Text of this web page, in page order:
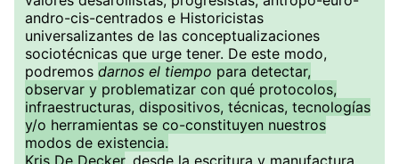
andro-cis-centrados e Historicistas
universalizantes de las conceptualizaciones
sociotécnicas que urge tener. De este modo,
podremos darnos el tiempo para detectar,
observar y problematizar con qué protocolos,
infraestructuras, dispositivos, técnicas, tecnologías
y/o herramientas se co-constituyen nuestros
modos de existencia.
Kris De Decker, desde la escritura y manufactura